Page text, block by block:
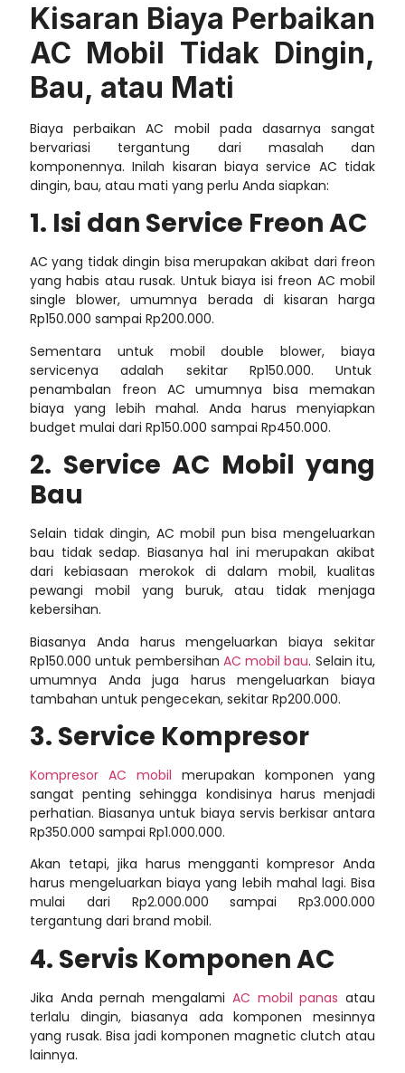
Kisaran Biaya Perbaikan
AC Mobil Tidak Dingin,
Bau, atau Mati
Biaya perbaikan AC mobil pada dasarnya sangat
bervariasi tergantung dari masalah dan
komponennya. Inilah kisaran biaya service AC tidak
dingin, bau, atau mati yang perlu Anda siapkan:
1. Isi dan Service Freon AC
AC yang tidak dingin bisa merupakan akibat dari freon
yang habis atau rusak. Untukbiaya isi freon AC mobil
single blower, umumnya berada di kisaran harga
Rp150.000 sampai Rp200.000.
Sementara untuk mobil double blower, biaya
servicenya adalah sekitar Rp150.000. Untuk
penambalan freon AC umumnya bisa memakan
biaya yang lebih mahal. Anda harus menyiapkan
budget mulai dari Rp150.000 sampai Rp450.000.
2. Service AC Mobil yang
Bau
Selain tidak dingin, AC mobil pun bisa mengeluarkan
bau tidak sedap. Biasanya hal ini merupakan akibat
dari kebiasaan merokok di dalam mobil, kualitas
pewangi mobil yang buruk, atau tidak menjaga
kebersihan.
Biasanya Anda harus mengeluarkan biaya sekitar
Rp150.000 untuk pembersihan AC mobil bau. Selain itu,
umumnya Anda juga harus mengeluarkan biaya
tambahan untuk pengecekan, sekitar Rp200.000.
3. Service Kompresor
Kompresor AC mobil merupakan komponen yang
sangat penting sehingga kondisinya harus menjadi
perhatian. Biasanya untuk biaya servis berkisar antara
Rp350.000 sampai Rp1.000.000.
Akan tetapi, jika harus mengganti kompresor Anda
harus mengeluarkan biaya yang lebih mahal lagi. Bisa
mulai dari Rp2.000.000 sampai Rp3.000.000
tergantung dari brand mobil.
4. Servis Komponen AC
Jika Anda pernah mengalami AC mobil panas atau
terlalu dingin, biasanya ada komponen mesinnya
yang rusak. Bisa jadi komponen magnetic clutch atau
lainnya.